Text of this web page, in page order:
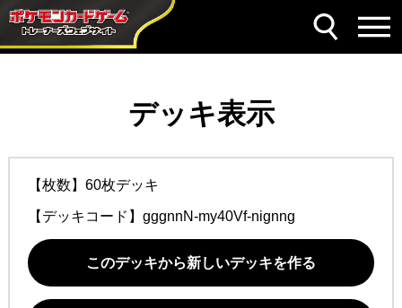
デッキ表示
【枚数】60枚デッキ
【デッキコード】 gggnnN-my40Vf-nignng
このデッキから新しいデッキを作る